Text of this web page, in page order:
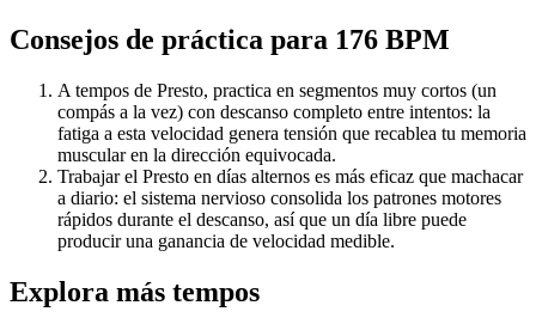
Consejos de práctica para 176 BPM
A tempos de Presto, practica en segmentos muy cortos (un
compás a la vez) con descanso completo entre intentos: la
fatiga a esta velocidad genera tensión que recablea tu memoria
muscular en la dirección equivocada.
Trabajar el Presto en días alternos es más eficaz que machacar
a diario: el sistema nervioso consolida los patrones motores
rápidos durante el descanso, así que un día libre puede
producir una ganancia de velocidad medible.
Explora más tempos